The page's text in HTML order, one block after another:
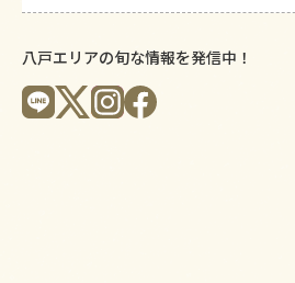
八戸エリアの旬な情報を発信中！